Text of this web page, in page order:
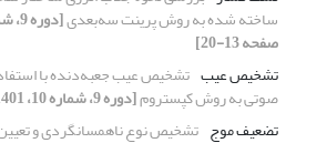
ساخته شده به روش پرینت سه‌بعدی
صفحه 13-20]
تشخیص عیب تشخیص عیب جعبه‌دنده با
صوتی به روش کپستروم[دوره 9، شماره 10، 1401، صفحه 1-10]
تضعیف موج تشخیص نوع ناهمسانگردی و